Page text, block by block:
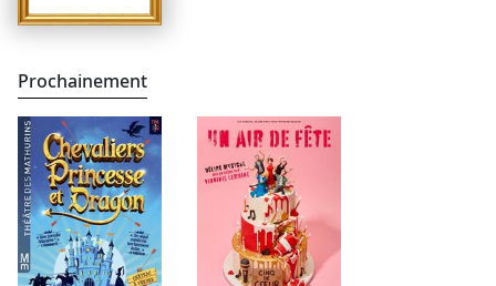
Prochainement